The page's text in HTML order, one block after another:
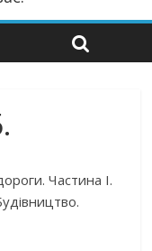
Частина І.